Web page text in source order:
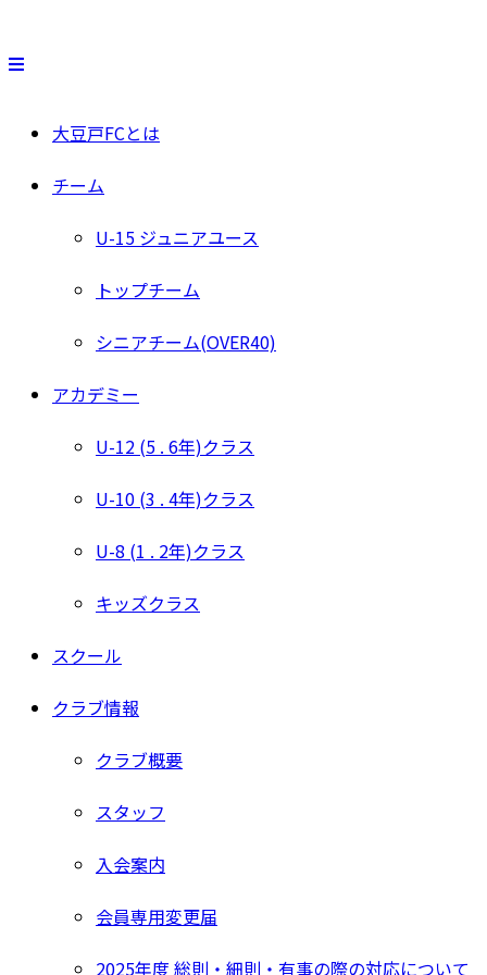
大豆戸FCとは
チーム
U-15 ジュニアユース
トップチーム
シニアチーム(OVER40)
アカデミー
U-12 (5 . 6年)クラス
U-10 (3 . 4年)クラス
U-8 (1 . 2年)クラス
キッズクラス
スクール
クラブ情報
クラブ概要
スタッフ
入会案内
会員専用変更届
2025年度 総則・細則・有事の際の対応について